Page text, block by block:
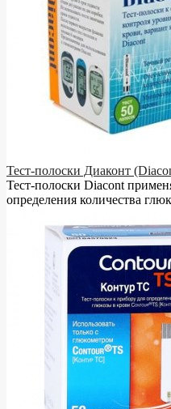
Тест-полоски Диаконт
Тест-полоски Diacont
определения количества